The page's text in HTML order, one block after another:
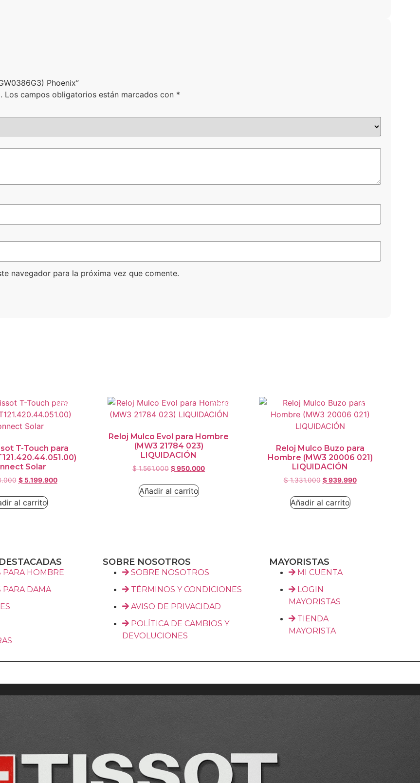
Phoenix”
Los campos obligatorios están marcados con *
navegador para la próxima vez que comente.
¡Oferta!
T-Touch para
Solar
$5.199.900
al carrito
¡Oferta!
Reloj Mulco Evol para Hombre
(MW3 21784 023)
LIQUIDACIÓN
$1.561.000 $950.000
Añadir al carrito
¡Oferta!
Reloj Mulco Buzo para
Hombre (MW3 20006 021)
LIQUIDACIÓN
$1.331.000 $939.990
Añadir al carrito
PARA HOMBRE
PARA DAMA
SOBRE NOSOTROS
SOBRE NOSOTROS
TÉRMINOS Y CONDICIONES
AVISO DE PRIVACIDAD
POLÍTICA DE CAMBIOS Y
DEVOLUCIONES
MAYORISTAS
MI CUENTA
LOGIN
MAYORISTAS
TIENDA
MAYORISTA